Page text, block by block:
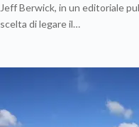
Jeff Berwick, in un editoriale
scelta di legare il…